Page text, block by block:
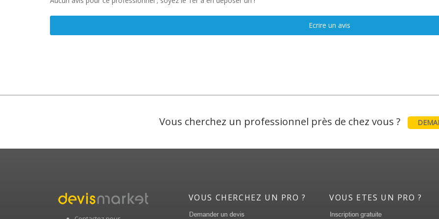
Ecrire un avis
Vous cherchez un professionnel près de chez vous ?
VOUS CHERCHEZ UN PRO ? VOUS ETES UN PRO ?